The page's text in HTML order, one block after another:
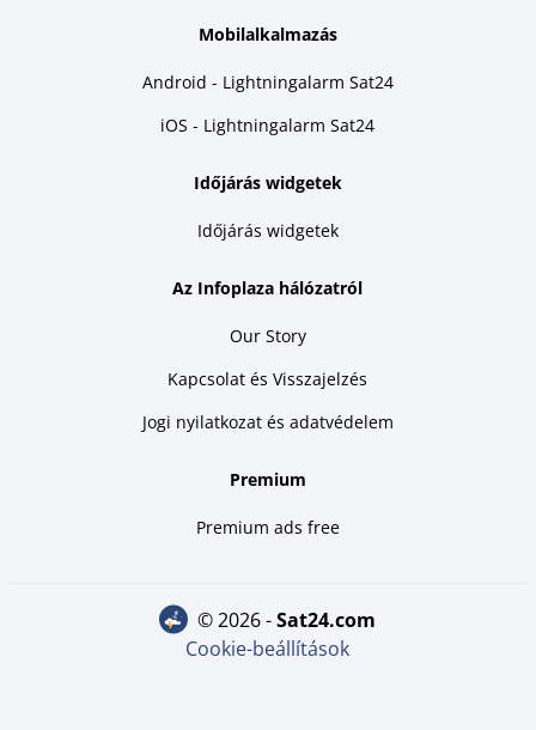
Mobilalkalmazás
Android - Lightningalarm Sat24
iOS - Lightningalarm Sat24
Időjárás widgetek
Időjárás widgetek
Az Infoplaza hálózatról
Our Story
Kapcsolat és Visszajelzés
Jogi nyilatkozat és adatvédelem
Premium
Premium ads free
© 2026 - sat24.com
Cookie-beállítások